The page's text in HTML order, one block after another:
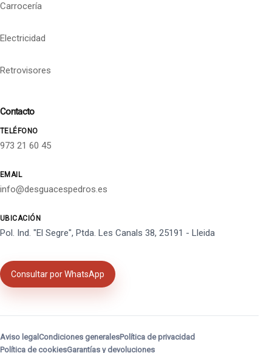
Carrocería
Electricidad
Retrovisores
Contacto
TELÉFONO
973 21 60 45
EMAIL
info@desguacespedros.es
UBICACIÓN
Pol. Ind. "El Segre", Ptda. Les Canals 38, 25191 - Lleida
Consultar por WhatsApp
Aviso legal Condiciones generalesPolítica de privacidad
Política de cookiesGarantías y devoluciones